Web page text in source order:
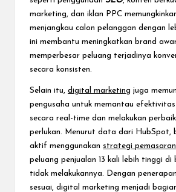
marketing, dan iklan PPC
menjangkau calon pelanggan dengan
ini membantu meningkatkan brand
memperbesar peluang terjadinya
secara konsisten.
Selain itu, digital marketing juga
pengusaha untuk memantau
secara real-time dan melakukan
perlukan. Menurut data dari HubSpot,
aktif menggunakan strategi pemasaran
peluang penjualan 13 kali lebih tinggi di
tidak melakukannya. Dengan
sesuai, digital marketing menjadi